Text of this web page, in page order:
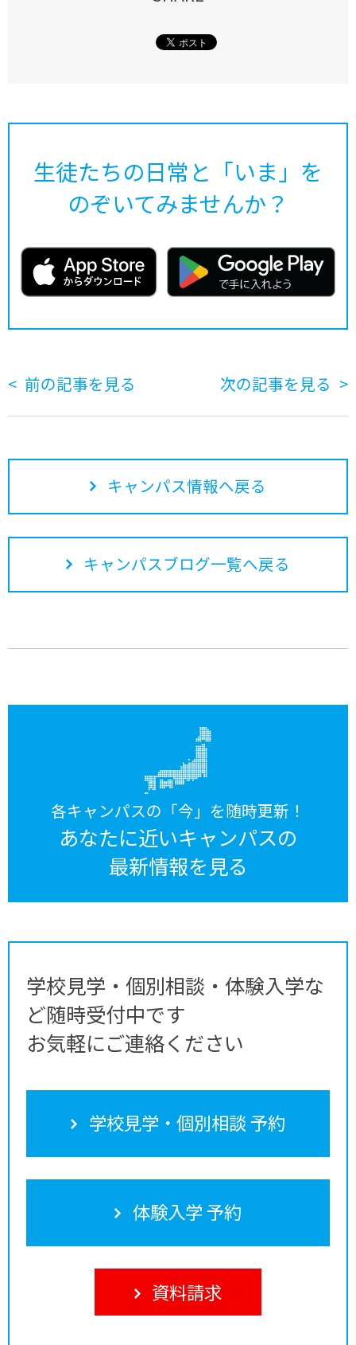
生徒たちの日常と「いま」を
のぞいてみませんか？
前の記事を見る 次の記事を見る
キャンパス情報へ戻る
キャンパスブログ一覧へ戻る
各キャンパスの「今」を随時更新！
あなたに近いキャンパスの
最新情報を見る
学校見学・個別相談・体験入学な
ど随時受付中です
お気軽にご連絡ください
学校見学・個別相談 予約
体験入学 予約
資料請求